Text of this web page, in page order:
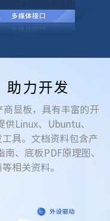
助力开发
商显板，具有丰富的开
供Linux、Ubuntu、
具。文档资料包含产
、底板PDF原理图、
相关资料。